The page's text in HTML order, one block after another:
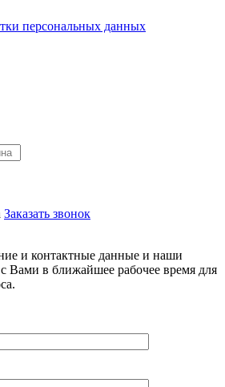
персональных данных
Заказать звонок
и контактные данные и наши
Вами в ближайшее рабочее время для